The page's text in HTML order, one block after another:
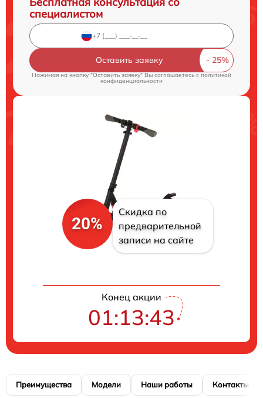
специалистом
Оставить заявку
Нажимая на кнопку "Оставить заявку" Вы соглашаетесь cполитикой
конфиденциальности
20%
Скидка по
предварительной
записи на сайте
Конец акции
01:13:42
Преимущества Модели Наши работы Контакты